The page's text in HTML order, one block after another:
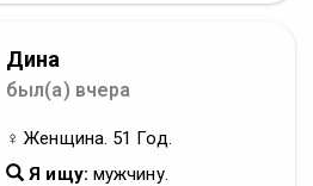
Дина
был(а) вчера
♀ Женщина. 51 Год.
Я ищу: мужчину.